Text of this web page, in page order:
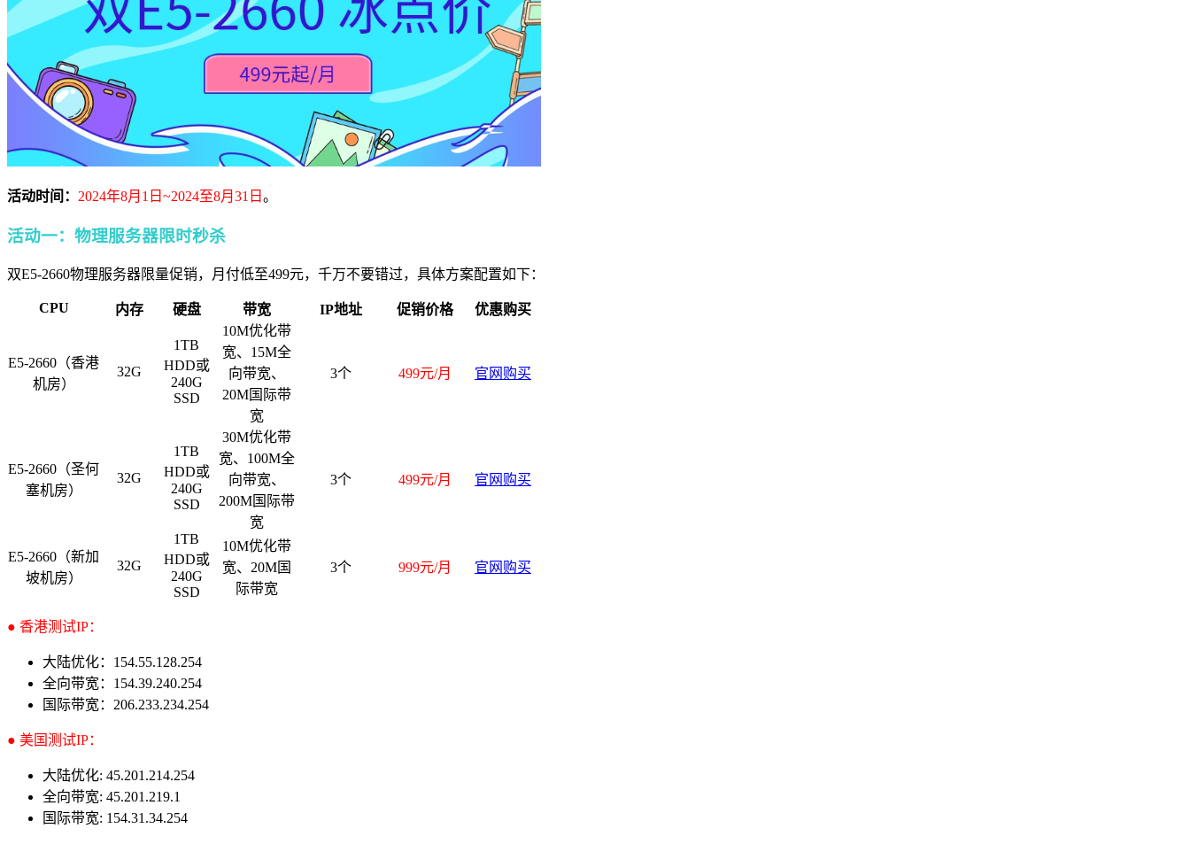
活动时间： 2024年8月 1 日~2024至8月 31 日 。
活动一：物理服务器限时秒杀
双E5-2660物理服务器限量促销，月付低至499元，千万不要错过，具体方案配置如下：
CPU 内存 硬盘 带宽 IP地址 促销价格 优惠购买
E5-2660（香港
机房）
32G
1TB
HDD或
240G
SSD
10M优化带
宽、15M全
向带宽、
20M国际带
宽
3个 499元/月 官网购买
E5-2660（圣何
塞机房）
32G
1TB
HDD或
240G
SSD
30M优化带
宽、100M全
向带宽、
200M国际带
宽
3个 499元/月 官网购买
E5-2660（新加
坡机房）
32G
1TB
HDD或
240G
SSD
10M优化带
宽、20M国
际带宽
3个 999元/月 官网购买
● 香港测试IP：
大陆优化：154.55.128.254
全向带宽：154.39.240.254
国际带宽：206.233.234.254
● 美国测试IP：
大陆优化: 45.201.214.254
全向带宽: 45.201.219.1
国际带宽: 154.31.34.254